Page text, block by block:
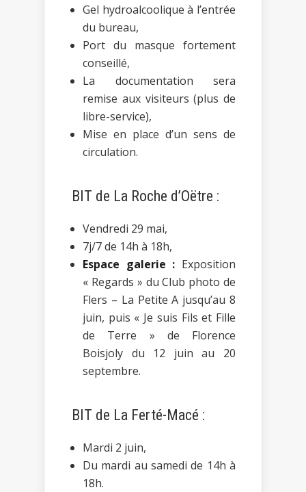
Gel hydroalcoolique à l’entrée
du bureau,
Port du masque fortement
conseillé,
La documentation sera
remise aux visiteurs (plus de
libre-service),
Mise en place d’un sens de
circulation.
BIT de La Roche d’Oëtre :
Vendredi 29 mai,
7j/7 de 14h à 18h,
Espace galerie : Exposition
« Regards » du Club photo de
Flers – La Petite A jusqu’au 8
juin, puis « Je suis Fils et Fille
de Terre » de Florence
Boisjoly du 12 juin au 20
septembre.
BIT de La Ferté-Macé :
Mardi 2 juin,
Du mardi au samedi de 14h à
18h.